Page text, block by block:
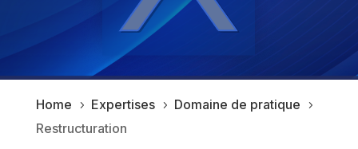
Home 5 Expertises 5 Domaine de pratique 5
Restructuration